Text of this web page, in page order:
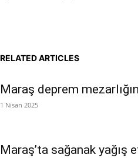
RELATED ARTICLES
Maraş deprem
1 Nisan 2025
Maraş’ta sağanak yağış